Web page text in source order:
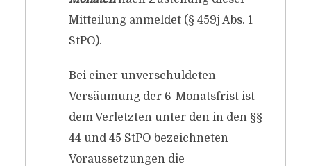
Mitteilung anmeldet (§ 459j Abs. 1
StPO).
Bei einer unverschuldeten
Versäumung der 6-Monatsfrist ist
dem Verletzten unter den in den §§
44 und 45 StPO bezeichneten
Voraussetzungen die